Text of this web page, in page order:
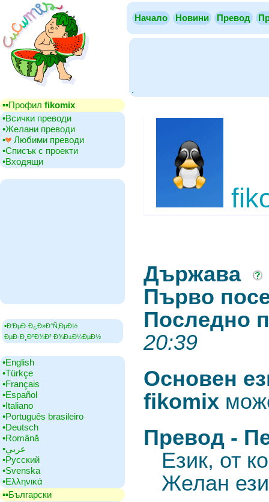
Начало Новини Превод
.
▪▪‎Профил fikomix
•‎Всички преводи
•‎Желани преводи
•‎
Любими преводи
•‎Списък с проекти
•‎Входящи
▪Ð‘ÐµÐ·Ð¿Ð»Ð°Ñ‚ÐµÐ½
ÐµÐ·Ð¸ÐºÐ¾Ð² Ð¾Ð±Ð¼ÐµÐ½
•‎English
•‎Türkçe
•‎Français
•‎Español
•‎Italiano
•‎Português brasileiro
•‎Deutsch
•‎Română
•‎عربي
•‎Русский
•‎Svenska
•‎Ελληνικά
▪▪‎Български
Държава‎
Първо
Последно
20:39
Основен
fikomix
Превод -
Език, от
Желан